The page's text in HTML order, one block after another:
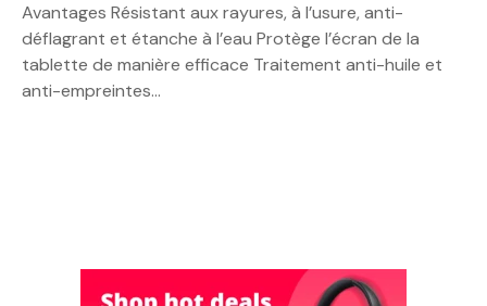
Avantages Résistant aux rayures, à l’usure, anti-
déflagrant et étanche à l’eau Protège l’écran de la
tablette de manière efficace Traitement anti-huile et
anti-empreintes…